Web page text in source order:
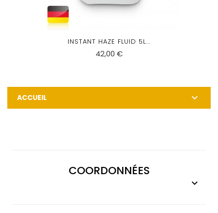
INSTANT HAZE FLUID 5L...
42,00 €
ACCUEIL 
COORDONNÉES
